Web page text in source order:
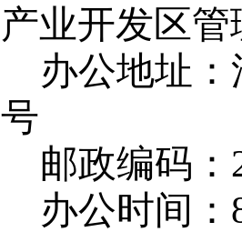
产业开发区
办公地址：
号
邮政编码：
办公时间：